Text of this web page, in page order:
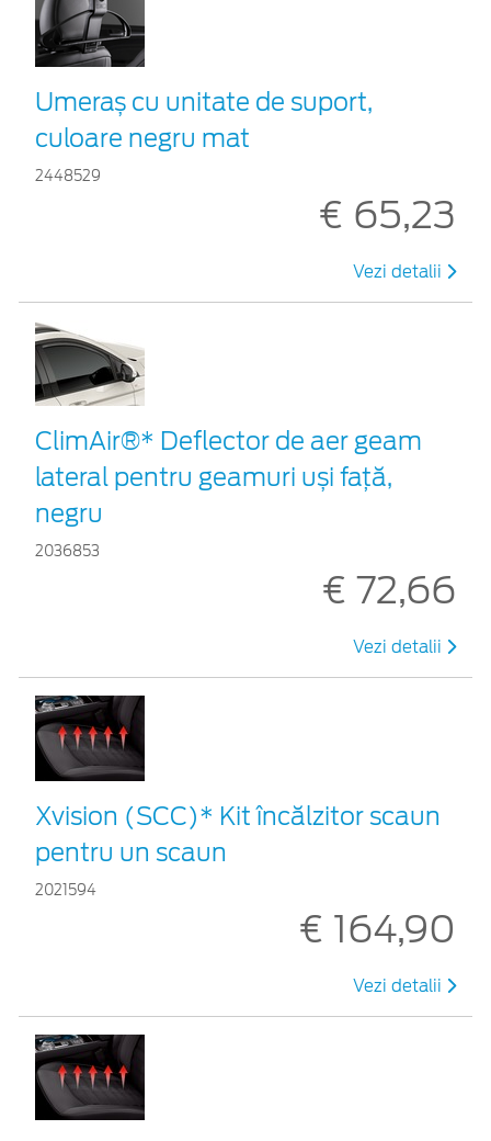
Umeraș cu unitate de suport,
culoare negru mat
2448529
€ 65,23
Vezi detalii
ClimAir®* Deflector de aer geam
lateral pentru geamuri uși față,
negru
2036853
€ 72,66
Vezi detalii
Xvision (SCC)* Kit încălzitor scaun
pentru un scaun
2021594
€ 164,90
Vezi detalii